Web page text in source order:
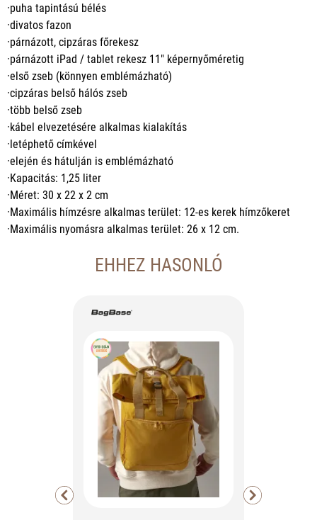
·puha tapintású bélés
·divatos fazon
·párnázott, cipzáras főrekesz
·párnázott iPad / tablet rekesz 11" képernyőméretig
·első zseb (könnyen emblémázható)
·cipzáras belső hálós zseb
·több belső zseb
·kábel elvezetésére alkalmas kialakítás
·letéphető címkével
·elején és hátulján is emblémázható
·Kapacitás: 1,25 liter
·Méret: 30 x 22 x 2 cm
·Maximális hímzésre alkalmas terület: 12-es kerek hímzőkeret
·Maximális nyomásra alkalmas terület: 26 x 12 cm.
EHHEZ HASONLÓ